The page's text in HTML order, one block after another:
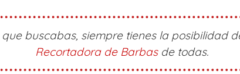
buscabas, siempre tienes la posibilidad
Recortadora de Barbasde todas.